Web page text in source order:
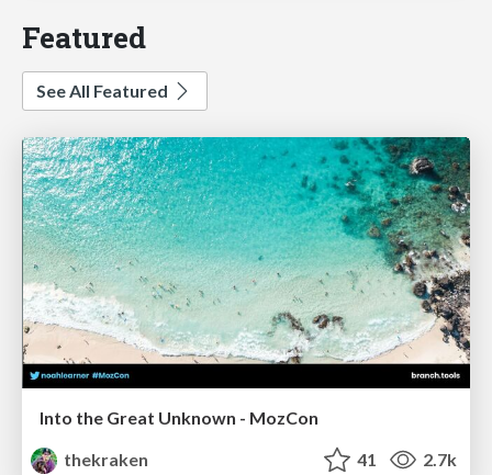
Featured
See All Featured
Into the Great Unknown - MozCon
thekraken
41 2.7k